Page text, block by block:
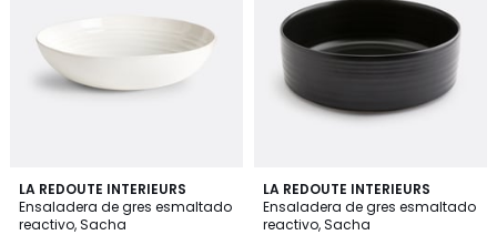
LA REDOUTE INTERIEURS
Ensaladera de gres esmaltado
reactivo, Sacha
4,3
/ 5
LA REDOUTE INTERIEURS
Ensaladera de gres esmaltado
reactivo, Sacha
3
/
5